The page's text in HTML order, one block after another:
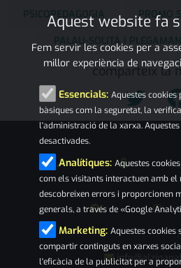
PSICOPEDAGOGIA PROMO
PALAU-SOLITÀ I
comparteix la
Aquest website fa
Fem servir les cookies per a
millor experiència de
Essencials: Aquestes
bàsiques com la seguretat, la
l'administració de la xarxa.
desactivades.
Analítiques: Aquestes
com els visitants interactuen amb el
descobreixen errors i proporcionen
generals, a través de «Google
Marketing: Aquestes cookies
compartir continguts en xarxes
l'eficàcia de la publicitat per a